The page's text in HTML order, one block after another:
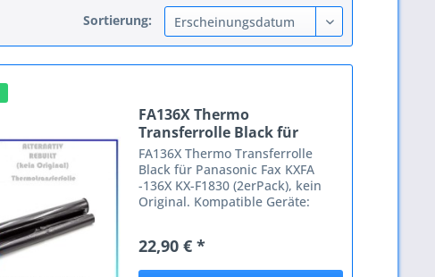
Sortierung:
FA136X Thermo
Transferrolle Black für
Panasonic...
FA136X Thermo Transferrolle
Black für Panasonic Fax KXFA
-136X KX-F1830 (2erPack), kein
Original. Kompatible Geräte:
KX-F 1810 KX-F 1810 E KX-F 1810
G KX-F 1820 KX-F 1830 KX-F...
22,90 € *